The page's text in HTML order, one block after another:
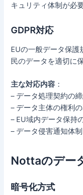
キュリティ体制が必
GDPR対応
EUの一般データ保護
民のデータを適切に
主な対応内容 ：
– データ処理契約の
– データ主体の権利
– EU域内データ保持
– データ侵害通知体制
Nottaのデー
暗号化方式